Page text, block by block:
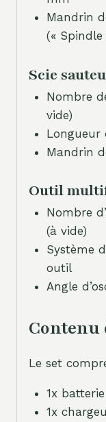
Mandrin
(« Spindle
Scie
Nombre
vide)
Longueur
Mandrin
Outil
Nombre
(à vide)
Système
outil
Angle
Contenu
Le set
1x batterie
1x